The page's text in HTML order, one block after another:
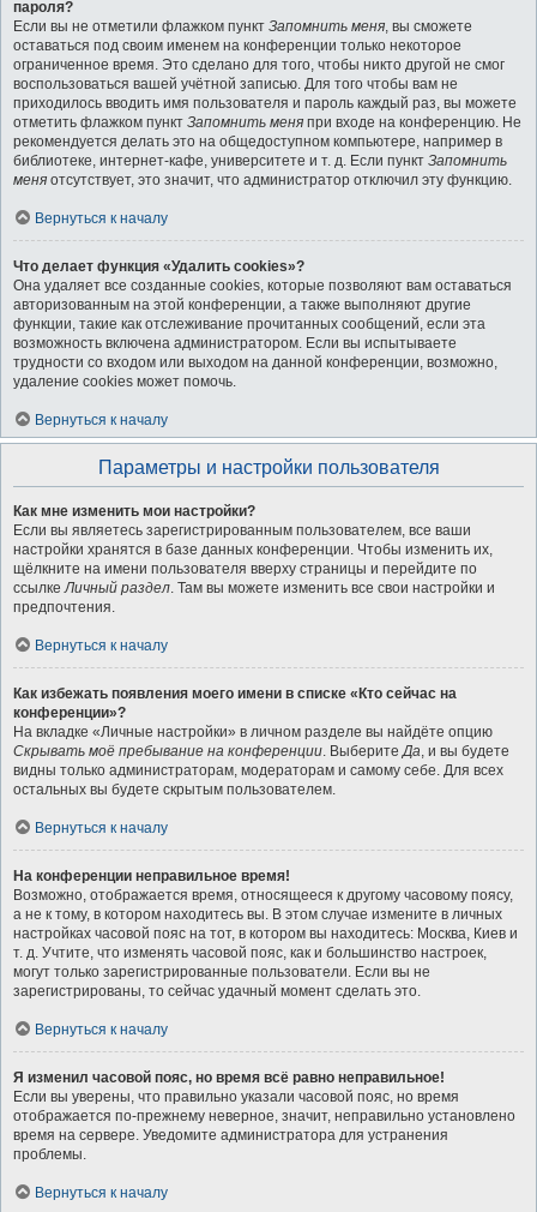
пароля?
Если вы не отметили флажком пункт Запомнить меня, вы сможете
оставаться под своим именем на конференции только некоторое
ограниченное время. Это сделано для того, чтобы никто другой не смог
воспользоваться вашей учётной записью. Для того чтобы вам не
приходилось вводить имя пользователя и пароль каждый раз, вы можете
отметить флажком пункт Запомнить меня при входе на конференцию. Не
рекомендуется делать это на общедоступном компьютере, например в
библиотеке, интернет-кафе, университете и т. д. Если пункт Запомнить
меня отсутствует, это значит, что администратор отключил эту функцию.
Вернуться к началу
Что делает функция «Удалить cookies»?
Она удаляет все созданные cookies, которые позволяют вам оставаться
авторизованным на этой конференции, а также выполняют другие
функции, такие как отслеживание прочитанных сообщений, если эта
возможность включена администратором. Если вы испытываете
трудности со входом или выходом на данной конференции, возможно,
удаление cookies может помочь.
Вернуться к началу
Параметры и настройки пользователя
Как мне изменить мои настройки?
Если вы являетесь зарегистрированным пользователем, все ваши
настройки хранятся в базе данных конференции. Чтобы изменить их,
щёлкните на имени пользователя вверху страницы и перейдите по
ссылкеЛичный раздел. Там вы можете изменить все свои настройки и
предпочтения.
Вернуться к началу
Как избежать появления моего имени в списке «Кто сейчас на
конференции»?
На вкладке «Личные настройки» в личном разделе вы найдёте опцию
Скрывать моё пребывание на конференции. ВыберитеДа, и вы будете
видны только администраторам, модераторам и самому себе. Для всех
остальных вы будете скрытым пользователем.
Вернуться к началу
На конференции неправильное время!
Возможно, отображается время, относящееся к другому часовому поясу,
а не к тому, в котором находитесь вы. В этом случае измените в личных
настройках часовой пояс на тот, в котором вы находитесь: Москва, Киев и
т. д. Учтите, что изменять часовой пояс, как и большинство настроек,
могут только зарегистрированные пользователи. Если вы не
зарегистрированы, то сейчас удачный момент сделать это.
Вернуться к началу
Я изменил часовой пояс, но время всё равно неправильное!
Если вы уверены, что правильно указали часовой пояс, но время
отображается по-прежнему неверное, значит, неправильно установлено
время на сервере. Уведомите администратора для устранения
проблемы.
Вернуться к началу